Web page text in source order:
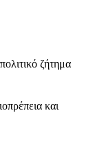
ζήτημα
και